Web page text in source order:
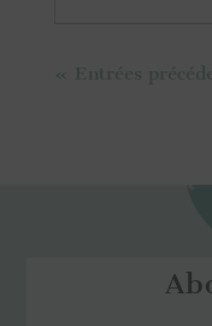
« Entrées